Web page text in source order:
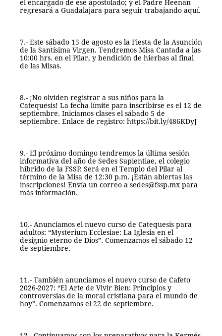
el encargado de ese apostolado; y el Padre Heenan
7.- Este sábado 15 de agosto es la Fiesta de la Asunción
de la Santísima Virgen. Tendremos Misa Cantada a las
10:00 hrs. en el Pilar, y bendición de hierbas al final
de las Misas.
8.- ¡No olviden registrar a sus niños para la
Catequesis! La fecha límite para inscribirse es el 12 de
septiembre. Iniciamos clases el sábado 5 de
septiembre. Enlace de registro: https://bit.ly/486KDyJ
9.- El próximo domingo tendremos la última sesión
informativa del año de Sedes Sapientiae, el colegio
híbrido de la FSSP. Será en el Templo del Pilar al
término de la Misa de 12:30 p.m. ¡Están abiertas las
inscripciones! Envía un correo a sedes@fssp.mx para
más información.
10.- Anunciamos el nuevo curso de Catequesis para
adultos: “Mysterium Ecclesiae: La Iglesia en el
designio eterno de Dios”. Comenzamos el sábado 12
de septiembre.
11.- También anunciamos el nuevo curso de Cafeto
2026-2027: “El Arte de Vivir Bien: Principios y
controversias de la moral cristiana para el mundo de
hoy”. Comenzamos el 22 de septiembre.